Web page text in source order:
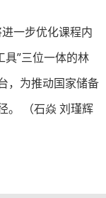
一步优化课程内
具”三位一体的林
，为推动国家储备
。 （石焱 刘瑾辉